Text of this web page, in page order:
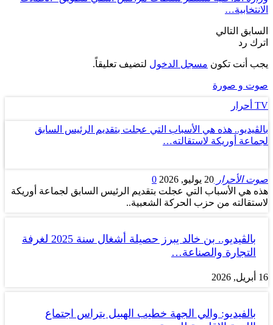
الانتخابية…
السابق التالي
اترك رد
يجب أنت تكون مسجل الدخول لتضيف تعليقاً.
صوت و صورة
TV أحرار
بالڤيديو.. هذه هي الأسباب التي عجلت بتقديم الرئيس السابق
لجماعة أوريكة لاستقالته…
صوت الأحرار 20 يوليو, 2026
0
هذه هي الأسباب التي عجلت بتقديم الرئيس السابق لجماعة أوريكة
لاستقالته من حزب الحركة الشعبية..
بالڤيديو.. بن خالد يبرز حصيلة أشغال سنة 2025 لغرفة
التجارة والصناعة…
16 أبريل, 2026
بالفيديو: والي الجهة خطيب الهبيل يتراس اجتماع